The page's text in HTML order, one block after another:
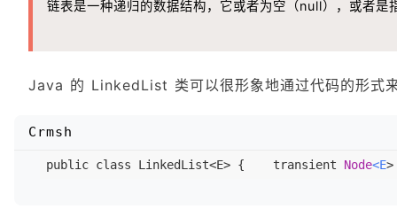
链表是一种递归的数据结构，它或者为空（null），或者
Java 的 LinkedList 类可以很形象地通过代码的形式
public class LinkedList<E> {    transient Node<E
Crmsh